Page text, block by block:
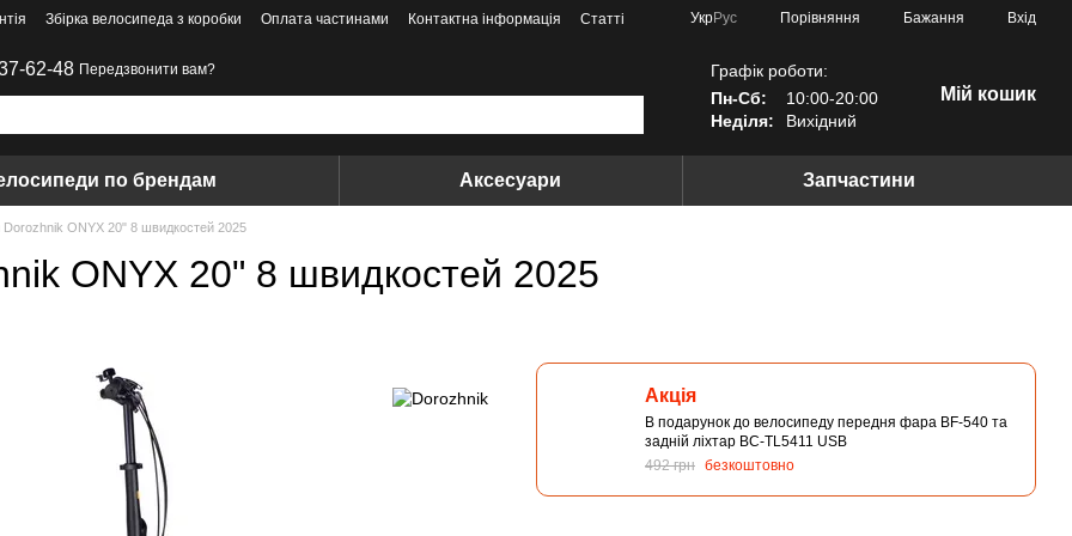
Збірка велосипеда з коробки Оплата частинами Контактна інформація
Статті
УкрРус Порівняння Бажання Вхід
62-48 Передзвонити вам?
Графік роботи:
Пн-Сб:
10:00-20:00
Неділя:
Вихідний
Мій кошик
по брендам Аксесуари Запчастини
Dorozhnik ONYX 20" 8 швидкостей 2025
ONYX 20" 8 швидкостей 2025
Акція
В подарунок до велосипеду передня фара BF-540 та
задній ліхтар BC-TL5411 USB
492 грн безкоштовно